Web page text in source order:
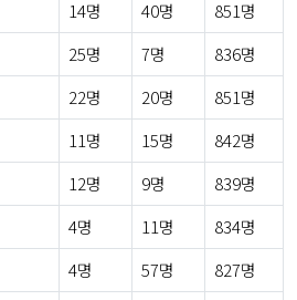
14명 40명
851명
25명 7명
836명
22명 20명
851명
11명 15명
842명
12명 9명
839명
4명 11명
834명
4명 57명
827명